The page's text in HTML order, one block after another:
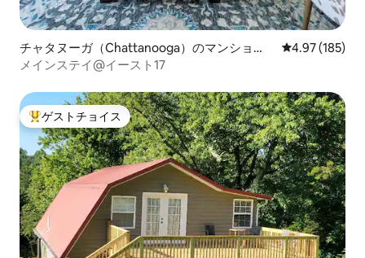
チャタヌーガ（Chattanooga）のマンショ
ン・アパート
レビュー185
4.97 (185)
メインステイ@イースト17
大好評のゲストチョイスです。
ゲストチョイス